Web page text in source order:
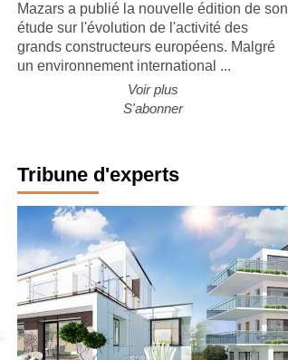
Mazars a publié la nouvelle édition de son
étude sur l'évolution de l'activité des
grands constructeurs européens. Malgré
un environnement international ...
Voir plus
S'abonner
Tribune d'experts